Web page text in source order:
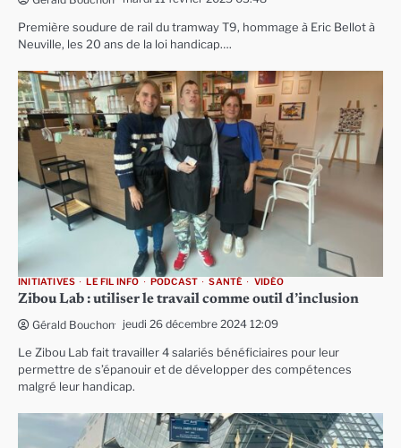
Première soudure de rail du tramway T9, hommage à Eric Bellot à
Neuville, les 20 ans de la loi handicap….
INITIATIVES LE FIL INFO PODCAST SANTÉ VIDÉO
Zibou Lab : utiliser le travail comme outil d’inclusion
Gérald Bouchon jeudi 26 décembre 2024 12:09
Le Zibou Lab fait travailler 4 salariés bénéficiaires pour leur
permettre de s’épanouir et de développer des compétences
malgré leur handicap.